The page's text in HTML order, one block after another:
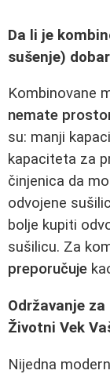
Da li je
sušenje)
Kombinovane
nemate
su: manji
kapaciteta za
činjenica da
odvojene
bolje kupiti
sušilicu. Za
preporučuje
Održavanje
Životni Vek
Nijedna